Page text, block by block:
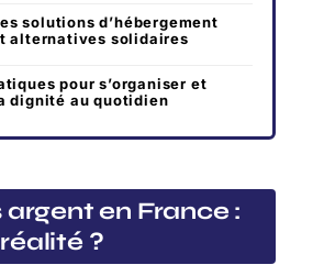
solutions d’hébergement
alternatives solidaires
pour s’organiser et
dignité au quotidien
argent en France :
?